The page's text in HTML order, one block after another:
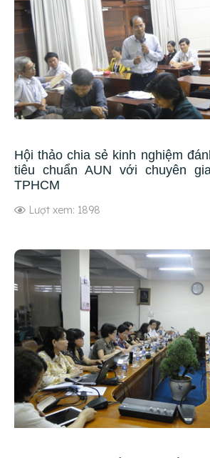
Hội thảo chia sẻ kinh nghiệm
tiêu chuẩn AUN với chuyên
TPHCM
Lượt xem: 1898